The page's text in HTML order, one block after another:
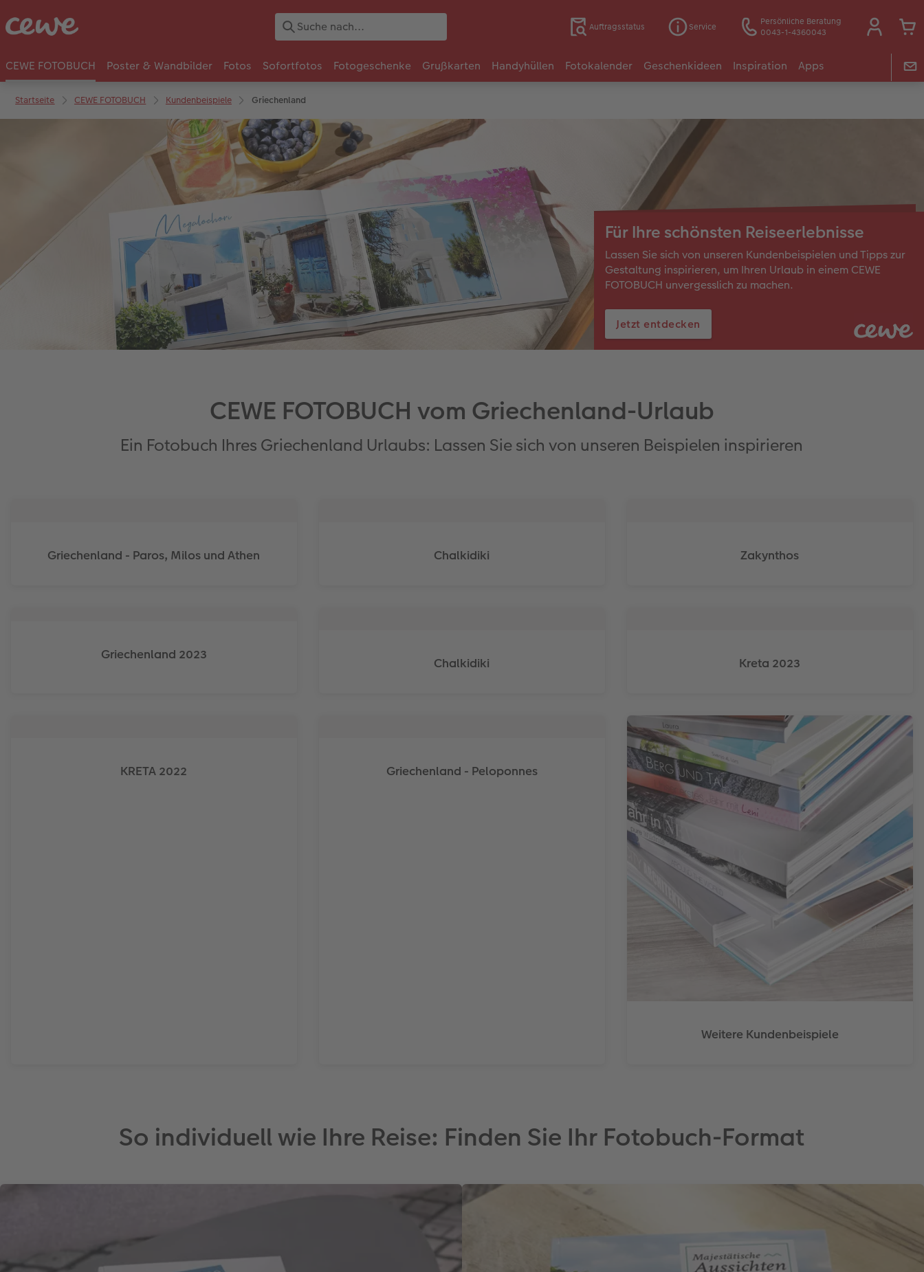
Auftragsstatus Service
Persönliche Beratung
0043-1-4360043
CEWE FOTOBUCH Poster & Wandbilder Fotos Sofortfotos Fotogeschenke Grußkarten Handyhüllen Fotokalender Geschenkideen Inspiration Apps
Startseite CEWE FOTOBUCH Kundenbeispiele Griechenland
Für Ihre schönsten Reiseerlebnisse
Lassen Sie sich von unseren Kundenbeispielen und Tipps zur
Gestaltung inspirieren, um Ihren Urlaub in einem CEWE
FOTOBUCH unvergesslich zu machen.
Jetzt entdecken
CEWE FOTOBUCH vom Griechenland-Urlaub
Ein Fotobuch Ihres Griechenland Urlaubs: Lassen Sie sich von unseren Beispielen inspirieren
Griechenland - Paros, Milos und Athen Chalkidiki Zakynthos
Griechenland 2023
Chalkidiki Kreta 2023
KRETA 2022 Griechenland - Peloponnes
Weitere Kundenbeispiele
So individuell wie Ihre Reise: Finden Sie Ihr Fotobuch-Format